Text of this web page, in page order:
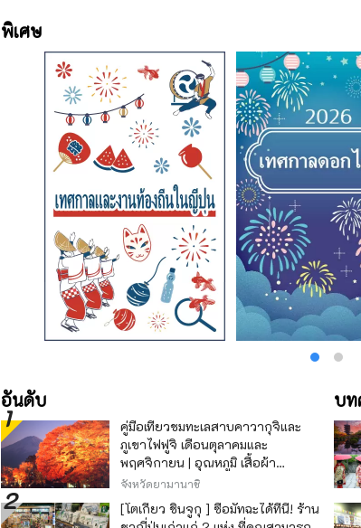
พิเศษ
อันดับ
คู่มือเที่ยวชมทะเลสาบคาวากุจิและ
ภูเขาไฟฟูจิ เดือนตุลาคมและ
พฤศจิกายน | อุณหภูมิ เสื้อผ้า
เทศกาลใบไม้เปลี่ยนสี และจุดชมวิว
จังหวัดยามานาชิ
[โตเกียว ชินจูกุ ] ซื้อมัทฉะได้ที่นี่! ร้าน
บท